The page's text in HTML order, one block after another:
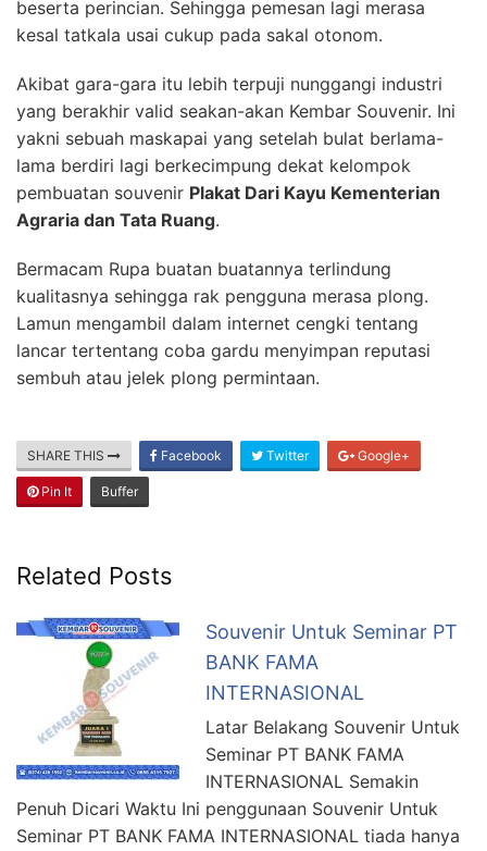
beserta perincian. Sehingga pemesan lagi merasa
kesal tatkala usai cukup pada sakal otonom.
Akibat gara-gara itu lebih terpuji nunggangi industri
yang berakhir valid seakan-akan Kembar Souvenir. Ini
yakni sebuah maskapai yang setelah bulat berlama-
lama berdiri lagi berkecimpung dekat kelompok
pembuatan souvenir Plakat Dari Kayu Kementerian
Agraria dan Tata Ruang.
Bermacam Rupa buatan buatannya terlindung
kualitasnya sehingga rak pengguna merasa plong.
Lamun mengambil dalam internet cengki tentang
lancar tertentang coba gardu menyimpan reputasi
sembuh atau jelek plong permintaan.
SHARE THIS Facebook Twitter Google+
Pin It Buffer
Related Posts
Souvenir Untuk Seminar PT
BANK FAMA
INTERNASIONAL
Latar Belakang Souvenir Untuk
Seminar PT BANK FAMA
INTERNASIONAL Semakin
Penuh Dicari Waktu Ini penggunaan Souvenir Untuk
Seminar PT BANK FAMA INTERNASIONAL tiada hanya